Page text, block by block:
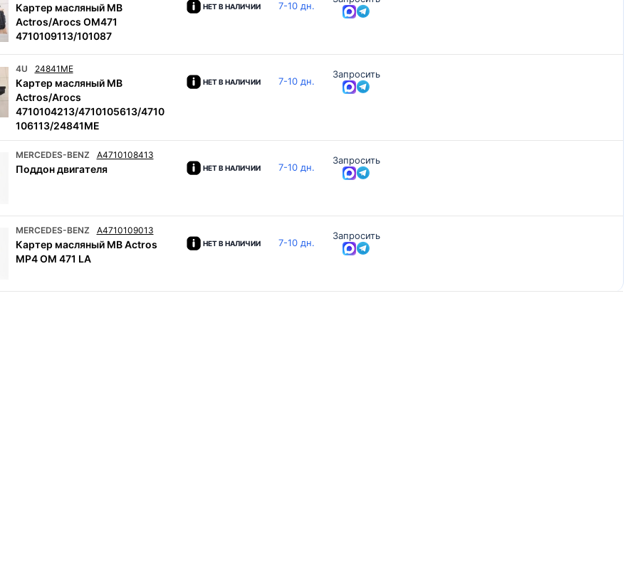
Картер масляный MB
Actros/Arocs OM471
4710109113/101087
НЕТ В НАЛИЧИИ 7-10 дн.
4U 24841ME
Картер масляный MB
Actros/Arocs
4710104213/4710105613/4710
106113/24841ME
НЕТ В НАЛИЧИИ 7-10 дн.
Запросить
MERCEDES-BENZ A4710108413
Поддон двигателя НЕТ В НАЛИЧИИ 7-10 дн.
Запросить
MERCEDES-BENZ A4710109013
Картер масляный MB Actros
MP4 OM 471 LA
НЕТ В НАЛИЧИИ 7-10 дн.
Запросить